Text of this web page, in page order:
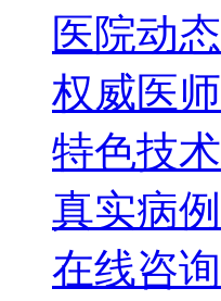
医院动态
权威医师
特色技术
真实病例
在线咨询